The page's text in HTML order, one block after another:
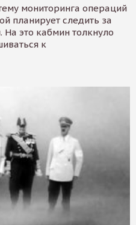
мониторинга операций
планирует следить за
На это кабмин толкнуло
к